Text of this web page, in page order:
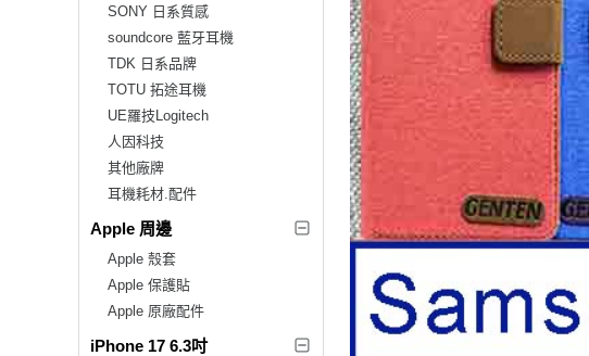
SONY 日系質感
soundcore 藍牙耳機
TDK 日系品牌
TOTU 拓途耳機
UE羅技Logitech
人因科技
其他廠牌
耳機耗材.配件
Apple 周邊
Apple 殼套
Apple 保護貼
Apple 原廠配件
iPhone 17 6.3吋